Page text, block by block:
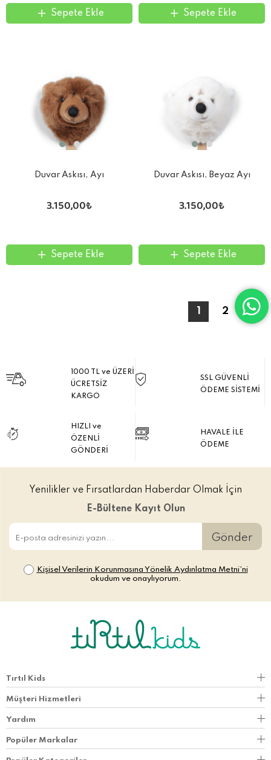
Sepete Ekle Sepete Ekle
Duvar Askısı, Ayı
3.150,00₺
Sepete Ekle
Duvar Askısı, Beyaz Ayı
3.150,00₺
Sepete Ekle
2 >
1000 TL ve ÜZERİ
ÜCRETSİZ
KARGO
SSL GÜVENLİ
ÖDEME SİSTEMİ
HIZLI ve
ÖZENLİ
GÖNDERİ
HAVALE İLE
ÖDEME
Yenilikler ve Fırsatlardan Haberdar Olmak İçin
E-Bültene Kayıt Olun
Gönder
Kişisel Verilerin Korunmasına Yönelik Aydınlatma Metni’ni
okudum ve onaylıyorum.
Tırtıl Kids
Müşteri Hizmetleri
Yardım
Popüler Markalar